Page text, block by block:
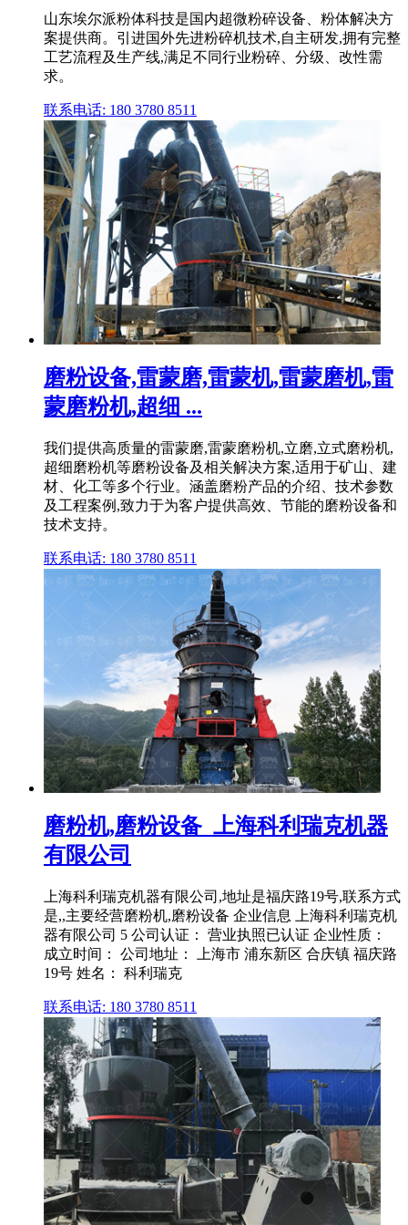
山东埃尔派粉体科技是国内超微粉碎设备、粉体解决方
案提供商。引进国外先进粉碎机技术,自主研发,拥有完整
工艺流程及生产线,满足不同行业粉碎、分级、改性需
求。
联系电话: 180 3780 8511
磨粉设备,雷蒙磨,雷蒙机,雷蒙磨机,雷
蒙磨粉机,超细 ...
我们提供高质量的雷蒙磨,雷蒙磨粉机,立磨,立式磨粉机,
超细磨粉机等磨粉设备及相关解决方案,适用于矿山、建
材、化工等多个行业。涵盖磨粉产品的介绍、技术参数
及工程案例,致力于为客户提供高效、节能的磨粉设备和
技术支持。
联系电话: 180 3780 8511
磨粉机,磨粉设备_上海科利瑞克机器
有限公司
上海科利瑞克机器有限公司,地址是福庆路19号,联系方式
是,,主要经营磨粉机,磨粉设备 企业信息 上海科利瑞克机
器有限公司 5 公司认证： 营业执照已认证 企业性质：
成立时间： 公司地址： 上海市 浦东新区 合庆镇 福庆路
19号 姓名： 科利瑞克
联系电话: 180 3780 8511